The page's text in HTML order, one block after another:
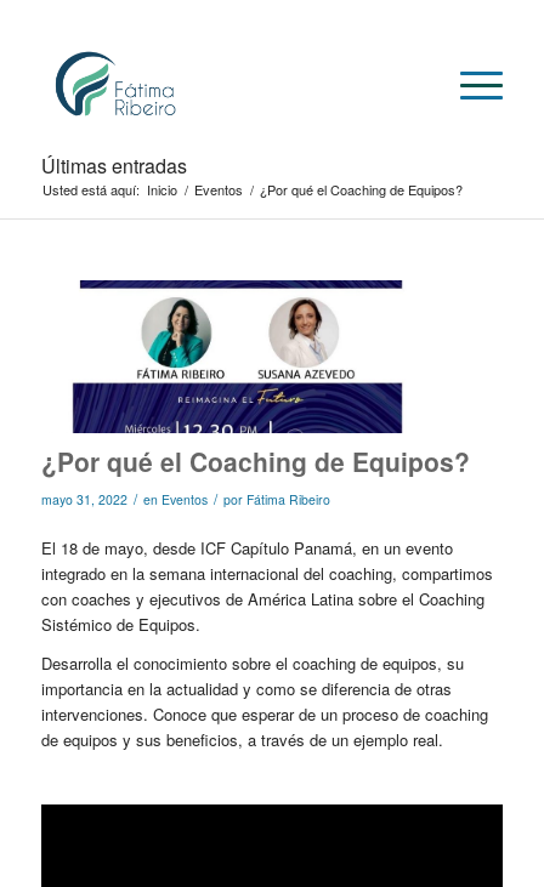
Últimas entradas
Usted está aquí: Inicio / Eventos / ¿Por qué el Coaching de Equipos?
¿Por qué el Coaching de Equipos?
mayo 31, 2022 / en Eventos / por Fátima Ribeiro
El 18 de mayo, desde ICF Capítulo Panamá, en un evento
integrado en la semana internacional del coaching, compartimos
con coaches y ejecutivos de América Latina sobre el Coaching
Sistémico de Equipos.
Desarrolla el conocimiento sobre el coaching de equipos, su
importancia en la actualidad y como se diferencia de otras
intervenciones. Conoce que esperar de un proceso de coaching
de equipos y sus beneficios, a través de un ejemplo real.